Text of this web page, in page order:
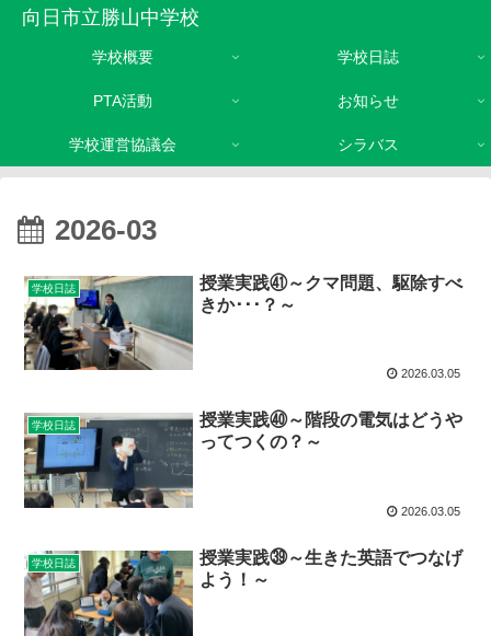
向日市立勝山中学校
学校概要 学校日誌
PTA活動 お知らせ
学校運営協議会 シラバス
2026-03
学校日誌
授業実践㊶～クマ問題、駆除すべ
きか･･･？～
2026.03.05
学校日誌
授業実践㊵～階段の電気はどうや
ってつくの？～
2026.03.05
学校日誌
授業実践㊴～生きた英語でつなげ
よう！～